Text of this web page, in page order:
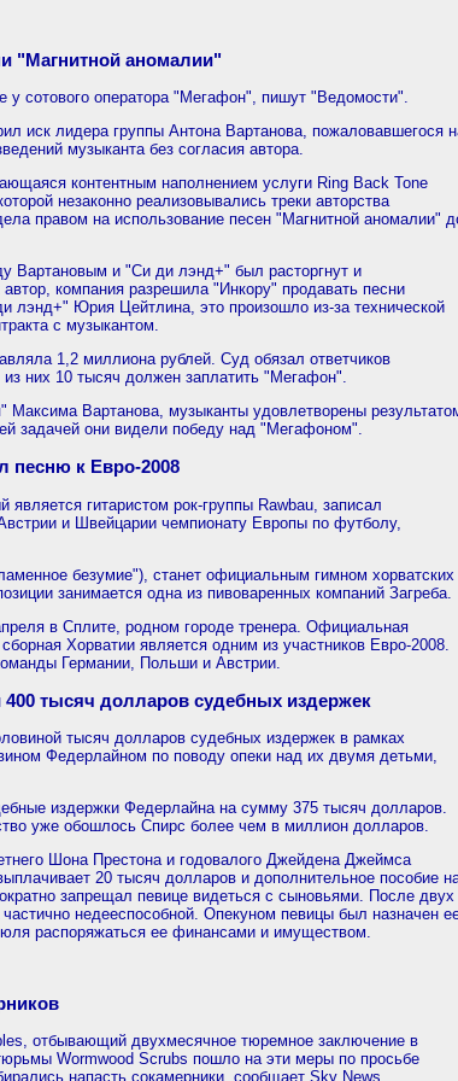
"Магнитной аномалии"
сотового оператора "Мегафон", пишут "Ведомости".
иск лидера группы Антона Вартанова, пожаловавшегося
музыканта без согласия автора.
контентным наполнением услуги Ring Back Tone
незаконно реализовывались треки авторства
правом на использование песен "Магнитной аномалии"
Вартановым и "Си ди лэнд+" был расторгнут и
компания разрешила "Инкору" продавать песни
лэнд+" Юрия Цейтлина, это произошло из-за технической
с музыкантом.
1,2 миллиона рублей. Суд обязал ответчиков
них 10 тысяч должен заплатить "Мегафон".
Вартанова, музыканты удовлетворены
задачей они видели победу над "Мегафоном".
песню к Евро-2008
гитаристом рок-группы Rawbau, записал
и Швейцарии чемпионату Европы по футболу,
безумие"), станет официальным гимном хорватских
занимается одна из пивоваренных компаний Загреба.
в Сплите, родном городе тренера. Официальная
Хорватии является одним из участников Евро-2008.
Германии, Польши и Австрии.
тысяч долларов судебных издержек
тысяч долларов судебных издержек в рамках
Федерлайном по поводу опеки над их двумя детьми,
издержки Федерлайна на сумму 375 тысяч долларов.
уже обошлось Спирс более чем в миллион долларов.
Шона Престона и годовалого Джейдена Джеймса
20 тысяч долларов и дополнительное пособие
запрещал певице видеться с сыновьями. После двух
недееспособной. Опекуном певицы был назначен
распоряжаться ее финансами и имуществом.
отбывающий двухмесячное тюремное заключение в
Wormwood Scrubs пошло на эти меры по просьбе
напасть сокамерники, сообщает Sky News.